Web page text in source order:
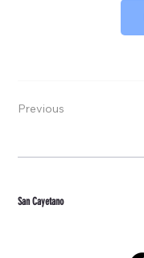
Previous
San Cayetano